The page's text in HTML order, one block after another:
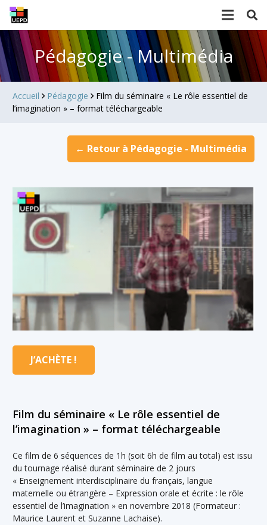
Pédagogie - Multimédia
Accueil Pédagogie Film du séminaire « Le rôle essentiel de
l’imagination » – format téléchargeable
← Retour à Pédagogie - Multimédia
J’ACHÈTE !
Film du séminaire « Le rôle essentiel de
l’imagination » – format téléchargeable
Ce film de 6 séquences de 1h (soit 6h de film au total) est issu
du tournage réalisé durant séminaire de 2 jours
« Enseignement interdisciplinaire du français, langue
maternelle ou étrangère – Expression orale et écrite : le rôle
essentiel de l’imagination » en novembre 2018 (Formateur :
Maurice Laurent et Suzanne Lachaise).